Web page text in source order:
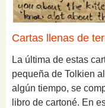
Cartas llenas de
La última de estas
pequeña de Tolkien
algún tiempo, se
libro de cartoné. En